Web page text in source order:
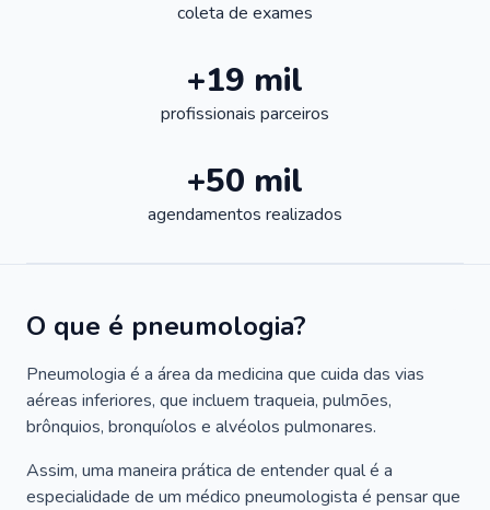
coleta de exames
+19 mil
profissionais parceiros
+50 mil
agendamentos realizados
O que é pneumologia?
Pneumologia é a área da medicina que cuida das vias
aéreas inferiores, que incluem traqueia, pulmões,
brônquios, bronquíolos e alvéolos pulmonares.
Assim, uma maneira prática de entender qual é a
especialidade de um médico pneumologista é pensar que